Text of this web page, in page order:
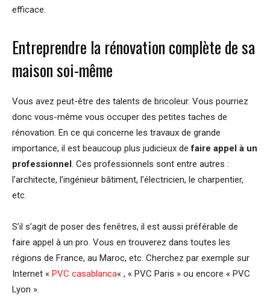
efficace.
Entreprendre la rénovation complète de sa
maison soi-même
Vous avez peut-être des talents de bricoleur. Vous pourriez
donc vous-même vous occuper des petites taches de
rénovation. En ce qui concerne les travaux de grande
importance, il est beaucoup plus judicieux defaire appel à un
professionnel. Ces professionnels sont entre autres :
l’architecte, l’ingénieur bâtiment, l’électricien, le charpentier,
etc.
S’il s’agit de poser des fenêtres, il est aussi préférable de
faire appel à un pro. Vous en trouverez dans toutes les
régions de France, au Maroc, etc. Cherchez par exemple sur
Internet « PVC casablanca« , « PVC Paris » ou encore « PVC
Lyon ».